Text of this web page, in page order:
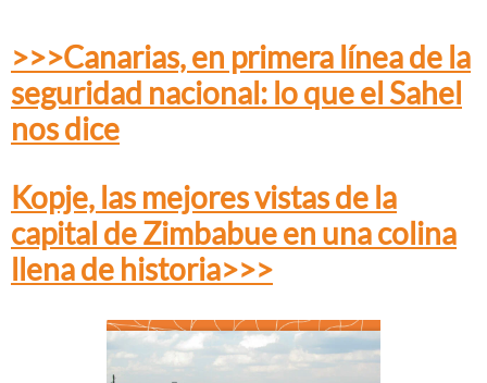
>>>Canarias, en primera línea de la
seguridad nacional: lo que el Sahel
nos dice
Kopje, las mejores vistas de la
capital de Zimbabue en una colina
llena de historia>>>